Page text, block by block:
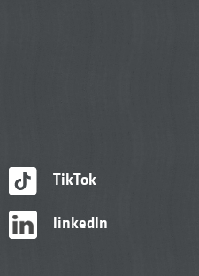
TikTok
linkedIn